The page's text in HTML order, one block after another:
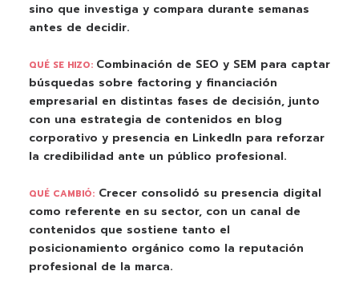
sino que investiga y compara durante semanas
antes de decidir.
QUÉ SE HIZO: Combinación de SEO y SEM para captar
búsquedas sobre factoring y financiación
empresarial en distintas fases de decisión, junto
con una estrategia de contenidos en blog
corporativo y presencia en LinkedIn para reforzar
la credibilidad ante un público profesional.
QUÉ CAMBIÓ: Crecer consolidó su presencia digital
como referente en su sector, con un canal de
contenidos que sostiene tanto el
posicionamiento orgánico como la reputación
profesional de la marca.